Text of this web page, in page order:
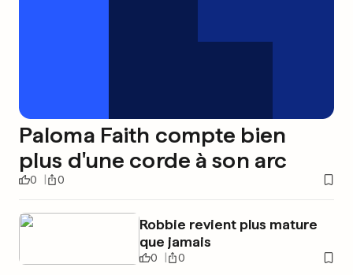
Paloma Faith compte bien
plus d'une corde à son arc
0 0
Robbie revient plus mature
que jamais
0 0